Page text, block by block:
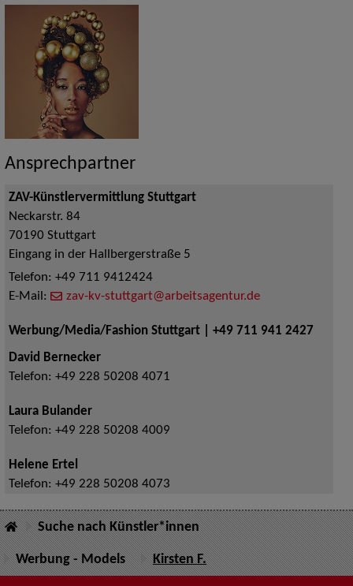
Ansprechpartner
ZAV-Künstlervermittlung Stuttgart
Neckarstr. 84
70190 Stuttgart
Eingang in der Hallbergerstraße 5
Telefon: +49 711 9412424
E-Mail:
zav-kv-stuttgart@arbeitsagentur.de
Werbung/Media/Fashion Stuttgart | +49 711 941 2427
David Bernecker
Telefon: +49 228 50208 4071
Laura Bulander
Telefon: +49 228 50208 4009
Helene Ertel
Telefon: +49 228 50208 4073
Suche nach Künstler*innen
Werbung - Models Kirsten F.